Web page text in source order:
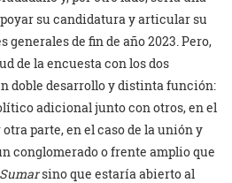
su candidatura y articular su
generales de fin de año 2023. Pero,
de la encuesta con los dos
doble desarrollo y distinta función:
adicional junto con otros, en el
parte, en el caso de la unión y
conglomerado o frente amplio que
Sumarsino que estaría abierto al